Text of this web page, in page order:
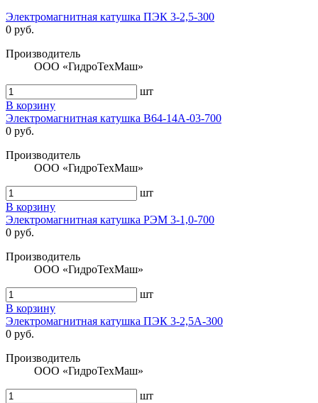
Электромагнитная катушка ПЭК 3-2,5-300
0 руб.
Производитель
ООО «ГидроТехМаш»
шт
В корзину
Электромагнитная катушка В64-14А-03-700
0 руб.
Производитель
ООО «ГидроТехМаш»
шт
В корзину
Электромагнитная катушка РЭМ 3-1,0-700
0 руб.
Производитель
ООО «ГидроТехМаш»
шт
В корзину
Электромагнитная катушка ПЭК 3-2,5А-300
0 руб.
Производитель
ООО «ГидроТехМаш»
шт